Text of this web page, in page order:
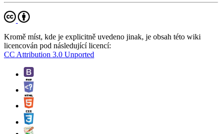
Kromě míst, kde je explicitně uvedeno jinak, je obsah této wiki
licencován pod následující licencí:
CC Attribution 3.0 Unported